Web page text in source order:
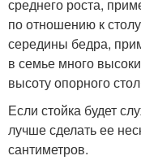
среднего роста,
по отношению к
середины бедра,
в семье много
высоту опорного
Если стойка будет
лучше сделать ее
сантиметров.